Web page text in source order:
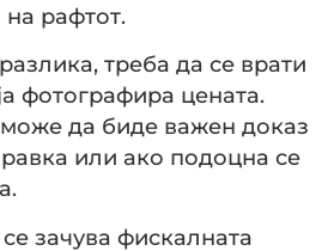
на рафтот.
треба да се врати
фотографира цената.
да биде важен доказ
или ако подоцна се
зачува фискалната